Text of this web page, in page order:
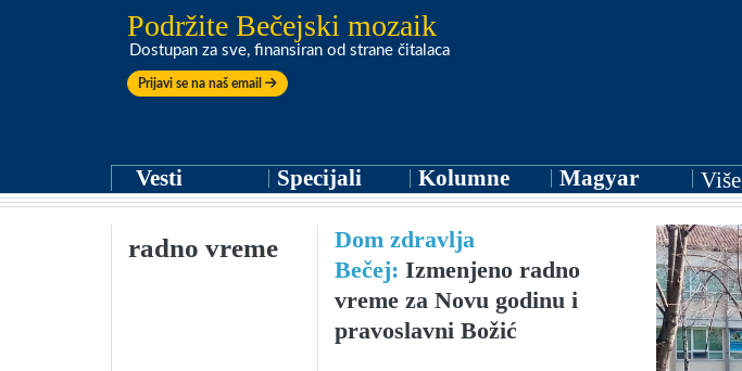
Podržite Bečejski mozaik
Dostupan za sve, finansiran od strane čitalaca
Prijavi se na naš email
Vesti Specijali Kolumne Magyar Više
radno vreme
Dom zdravlja
Bečej: Izmenjeno radno
vreme za Novu godinu i
pravoslavni Božić